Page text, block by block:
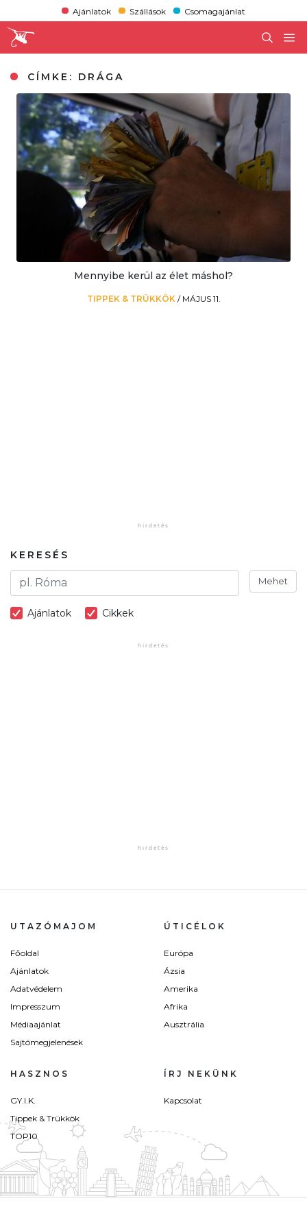
Ajánlatok Szállások Csomagajánlat
CÍMKE: DRÁGA
Mennyibe kerül az élet máshol?
TIPPEK & TRÜKKÖK / MÁJUS 11.
KERESÉS
Mehet
Ajánlatok Cikkek
UTAZÓMAJOM
Főoldal
Ajánlatok
Adatvédelem
Impresszum
Médiaajánlat
Sajtómegjelenések
ÚTICÉLOK
Európa
Ázsia
Amerika
Afrika
Ausztrália
HASZNOS
GY.I.K.
Tippek & Trükkök
TOP10
ÍRJ NEKÜNK
Kapcsolat